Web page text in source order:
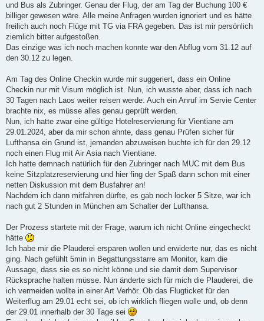
und Bus als Zubringer. Genau der Flug, der am Tag der Buchung 100 €
billiger gewesen wäre. Alle meine Anfragen wurden ignoriert und es hätte
freilich auch noch Flüge mit TG via FRA gegeben. Das ist mir persönlich
ziemlich bitter aufgestoßen.
Das einzige was ich noch machen konnte war den Abflug vom 31.12 auf
den 30.12 zu legen.
Am Tag des Online Checkin wurde mir suggeriert, dass ein Online
Checkin nur mit Visum möglich ist. Nun, ich wusste aber, dass ich nach
30 Tagen nach Laos weiter reisen werde. Auch ein Anruf im Servie Center
brachte nix, es müsse alles genau geprüft werden.
Nun, ich hatte zwar eine gültige Hotelreservierung für Vientiane am
29.01.2024, aber da mir schon ahnte, dass genau Prüfen sicher für
Lufthansa ein Grund ist, jemanden abzuweisen buchte ich für den 29.12
noch einen Flug mit Air Asia nach Vientiane.
Ich hatte demnach natürlich für den Zubringer nach MUC mit dem Bus
keine Sitzplatzreservierung und hier fing der Spaß dann schon mit einer
netten Diskussion mit dem Busfahrer an!
Nachdem ich dann mitfahren dürfte, es gab noch locker 5 Sitze, war ich
nach gut 2 Stunden in München am Schalter der Lufthansa.
Der Prozess startete mit der Frage, warum ich nicht Online eingecheckt
hätte
Ich habe mir die Plauderei ersparen wollen und erwiderte nur, das es nicht
ging. Nach gefühlt 5min in Begattungsstarre am Monitor, kam die
Aussage, dass sie es so nicht könne und sie damit dem Supervisor
Rücksprache halten müsse. Nun änderte sich für mich die Plauderei, die
ich vermeiden wollte in einer Art Verhör. Ob das Flugticket für den
Weiterflug am 29.01 echt sei, ob ich wirklich fliegen wolle und, ob denn
der 29.01 innerhalb der 30 Tage sei